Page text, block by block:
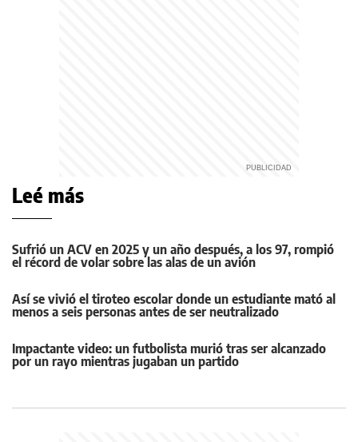
Leé más
Sufrió un ACV en 2025 y un año después, a los 97, rompió
el récord de volar sobre las alas de un avión
Así se vivió el tiroteo escolar donde un estudiante mató al
menos a seis personas antes de ser neutralizado
Impactante video: un futbolista murió tras ser alcanzado
por un rayo mientras jugaban un partido